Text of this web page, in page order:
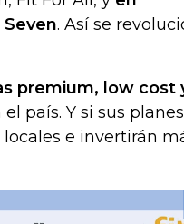
. Así se
premium, low cost
país. Y si sus
e invertirán